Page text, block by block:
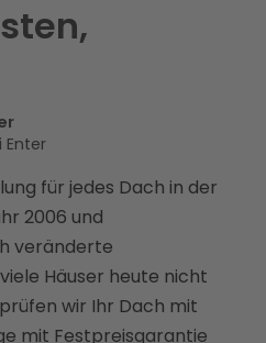
für jedes Dach in der
2006 und
veränderte
Häuser heute nicht
wir Ihr Dach mit
mit Festpreisgarantie